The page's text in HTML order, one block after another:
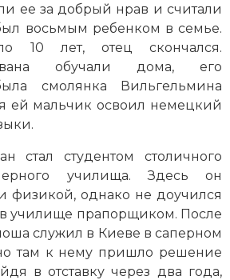
и организации
движения
ее за добрый нрав и считали
восьмым ребенком в семье.
10 лет, отец скончался.
обучали дома, его
смолянка Вильгельмина
ей мальчик освоил немецкий
стал студентом столичного
училища. Здесь он
физикой, однако не доучился
училище прапорщиком. После
служил в Киеве в саперном
там к нему пришло решение
в отставку через два года,